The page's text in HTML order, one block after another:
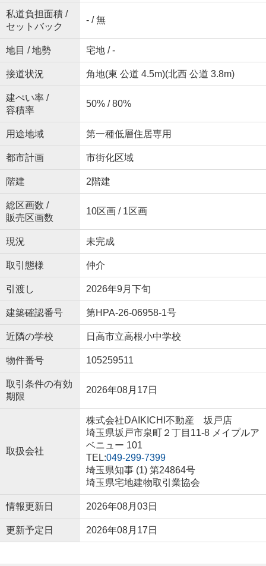
私道負担面積 /
セットバック
- / 無
地目 / 地勢 宅地 / -
接道状況 角地(東 公道 4.5m)(北西 公道 3.8m)
建ぺい率 /
容積率
50% / 80%
用途地域 第一種低層住居専用
都市計画 市街化区域
階建 2階建
総区画数 /
販売区画数
10区画 / 1区画
現況 未完成
取引態様 仲介
引渡し 2026年9月下旬
建築確認番号 第HPA-26-06958-1号
近隣の学校 日高市立高根小中学校
物件番号 105259511
取引条件の有効
期限
2026年08月17日
取扱会社
株式会社DAIKICHI不動産 坂戸店
埼玉県坂戸市泉町２丁目11-8 メイプルア
ベニュー 101
TEL:049-299-7399
埼玉県知事 (1) 第24864号
埼玉県宅地建物取引業協会
情報更新日 2026年08月03日
更新予定日 2026年08月17日